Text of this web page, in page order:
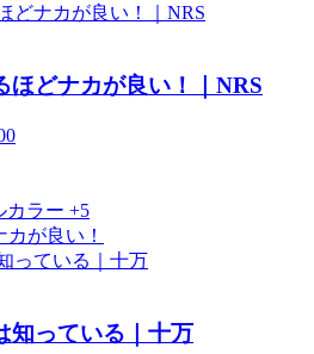
どナカが良い！｜NRS
カラー +5
が良い！
知っている｜十万